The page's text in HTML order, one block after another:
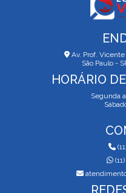
Av. Prof. Vicente
São Paulo -
HORÁRIO
Segunda